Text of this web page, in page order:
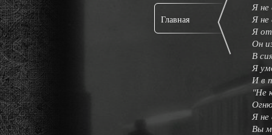
Главная
Я не
Я не
Я
Он
В
Я
И в
"Не
Я не
Вы